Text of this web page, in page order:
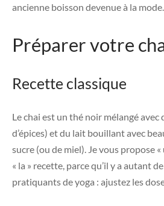
ancienne boisson devenue à la mode…
Préparer votre
Recette classique
Le chai est un thé noir mélangé avec
d’épices) et du lait bouillant avec
sucre (ou de miel). Je vous propose
« la » recette, parce qu’il y a autant
pratiquants de yoga : ajustez les